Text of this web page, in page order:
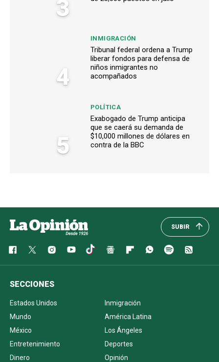
3
4
INMIGRACIÓN
Tribunal federal ordena a Trump
liberar fondos para defensa de
niños inmigrantes no
acompañados
5
POLÍTICA
Exabogado de Trump anticipa
que se caerá su demanda de
$10,000 millones de dólares en
contra de la BBC
SUBIR
SECCIONES
Estados Unidos
Inmigración
Mundo
América Latina
México
Los Ángeles
Entretenimiento
Deportes
Dinero
Opinión